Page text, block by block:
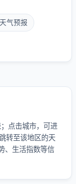
气预报
点击城市，可进
转至该地区的天
、生活指数等信